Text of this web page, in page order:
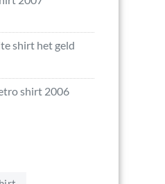
shirt het geld
shirt 2006